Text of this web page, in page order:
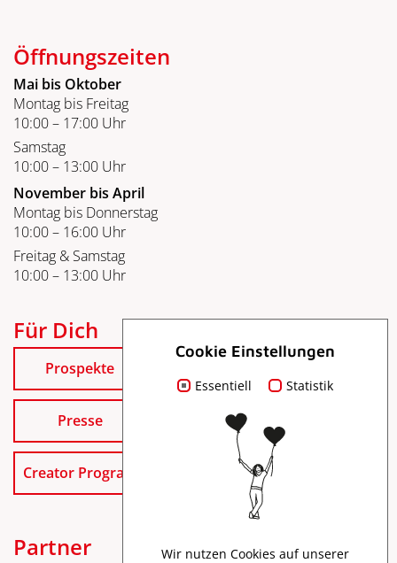
Öffnungszeiten
Mai bis Oktober
Montag bis Freitag
10:00 – 17:00 Uhr
Samstag
10:00 – 13:00 Uhr
November bis April
Montag bis Donnerstag
10:00 – 16:00 Uhr
Freitag & Samstag
10:00 – 13:00 Uhr
Für Dich
Prospekte
Presse
Creator Program
Partner
Cookie Einstellungen
Essentiell Statistik
Wir nutzen Cookies auf unserer